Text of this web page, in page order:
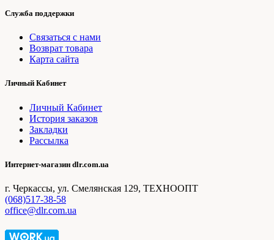
Служба поддержки
Связаться с нами
Возврат товара
Карта сайта
Личный Кабинет
Личный Кабинет
История заказов
Закладки
Рассылка
Интернет-магазин dlr.com.ua
г. Черкассы, ул. Смелянская 129, ТЕХНООПТ
(068)517-38-58
office@dlr.com.ua